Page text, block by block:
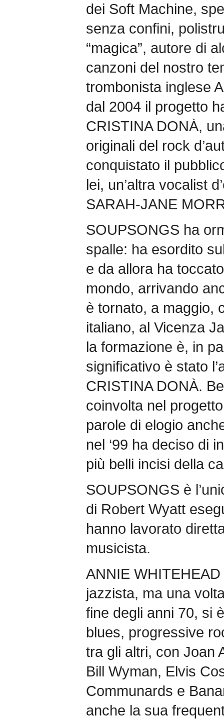
dei Soft Machine,
senza confini,
“magica”, autore di
canzoni del nostro
trombonista inglese
dal 2004 il progetto
CRISTINA DONÀ,
originali del rock
conquistato il
lei, un’altra vocalist
SARAH-JANE
SOUPSONGS ha
spalle: ha esordito
e da allora ha
mondo, arrivando
è tornato, a maggio,
italiano, al Vicenza
la formazione è, in
significativo è stato
CRISTINA DONÀ.
coinvolta nel
parole di elogio
nel ‘99 ha deciso di
più belli incisi della
SOUPSONGS è
di Robert Wyatt
hanno lavorato
musicista.
ANNIE
jazzista, ma una
fine degli anni 70, si
blues, progressive
tra gli altri, con Joan
Bill Wyman, Elvis
Communards e
anche la sua